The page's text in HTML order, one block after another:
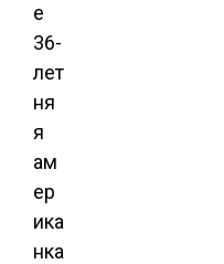
е
36-
лет
ня
я
ам
ер
ика
нка